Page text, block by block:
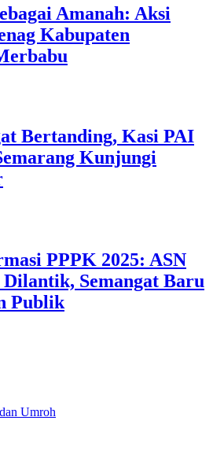
Amanah: Aksi
Kabupaten
Bertanding, Kasi PAI
Kunjungi
PPPK 2025: ASN
Dilantik, Semangat Baru
Publik
Umroh